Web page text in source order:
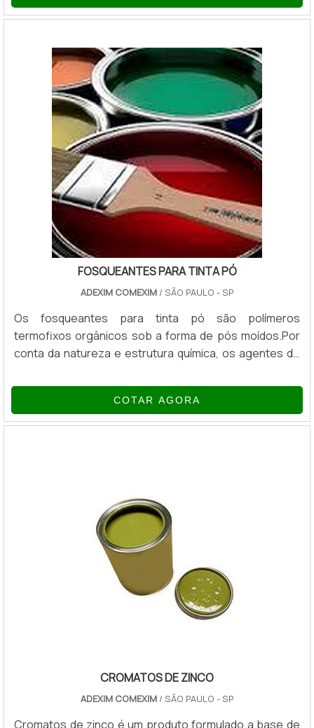
modificadores de brilho para tinta pó.MAIS SOBRE O
tipos diferentes de componen...
FOSQUEANTES PARA TINTA PÓ
ADEXIM COMEXIM / SÃO PAULO - SP
Os fosqueantes para tinta pó são polímeros
termofixos orgânicos sob a forma de pós moídos.Por
conta da natureza e estrutura química, os agentes de
aditivo único ou como um agente “mateante”
suplementar numa variedade de materiais de
revestimento.VANTAGENS DO PRODUTODado o
COTAR AGORA
CROMATOS DE ZINCO
ADEXIM COMEXIM / SÃO PAULO - SP
Cromatos de zinco é um produto formulado a base de